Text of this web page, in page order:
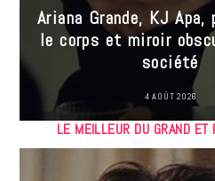
Ariana Grande, KJ
le corps et miroir
société
4 AOÛT 2026
LE MEILLEUR DU GRAND ET